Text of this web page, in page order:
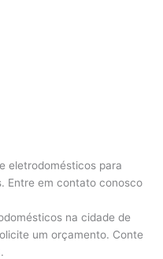
eletrodomésticos para
Entre em contato conosco
na cidade de
um orçamento. Conte